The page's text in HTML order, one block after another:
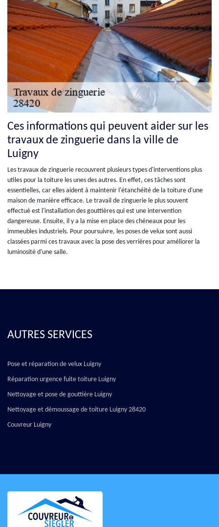
Ces informations qui peuvent aider sur les
travaux de zinguerie dans la ville de
Luigny
Les travaux de zinguerie recouvrent plusieurs types d'interventions plus
utiles pour la toiture les unes des autres. En effet, ces tâches sont
essentielles, car elles aident à maintenir l'étanchéité de la toiture d'une
maison de manière efficace. Le travail de zinguerie le plus souvent
effectué est l'installation des gouttières qui est une intervention
dangereuse. Ensuite, il y a la mise en place des chéneaux pour les
immeubles industriels. Pour poursuivre, les poses de velux sont aussi
classées parmi ces travaux avec la pose des verrières pour améliorer la
luminosité d'une salle.
AUTRES SERVICES
Pose et réparation de velux Luigny
Réparation urgence fuite toiture Luigny
Nettoyage et pose de gouttière Luigny
Nettoyage et démoussage de toiture Luigny 28420
Couvreur Luigny